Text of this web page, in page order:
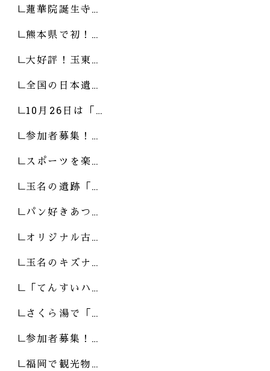
蓮華院誕生寺…
熊本県で初！…
大好評！玉東…
全国の日本遺…
10月26日は「…
参加者募集！…
スポーツを楽…
玉名の遺跡「…
パン好きあつ…
オリジナル古…
玉名のキズナ…
「てんすいハ…
さくら湯で「…
参加者募集！…
福岡で観光物…